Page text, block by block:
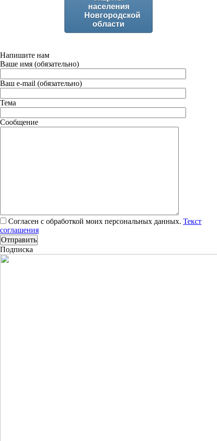
населения
Новгородской
области
Напишите нам
Ваше имя (обязательно)
Ваш e-mail (обязательно)
Тема
Сообщение
Согласен с обработкой моих персональных данных. Текст
соглашения
Подписка